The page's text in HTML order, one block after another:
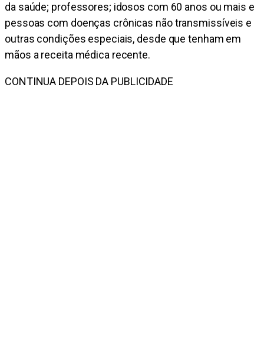
da saúde; professores; idosos com 60 anos ou mais e
pessoas com doenças crônicas não transmissíveis e
outras condições especiais, desde que tenham em
mãos a receita médica recente.
CONTINUA DEPOIS DA PUBLICIDADE